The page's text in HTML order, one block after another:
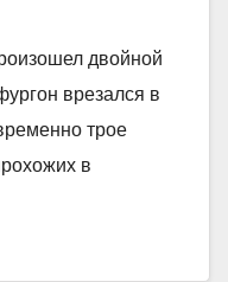
двойной
врезался в
трое
в